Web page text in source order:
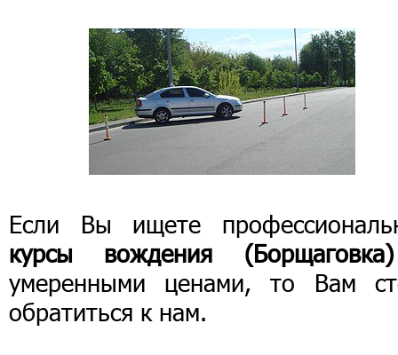
Если Вы ищете
курсы вождения (Борщаговка)
умеренными ценами, то Вам
обратиться к нам.